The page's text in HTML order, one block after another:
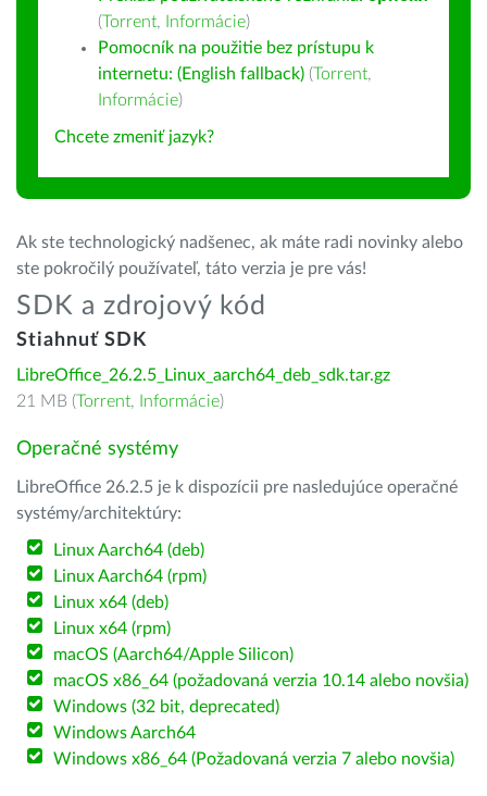
(Torrent, Informácie)
Pomocník na použitie bez prístupu k
internetu: (English fallback) (Torrent,
Informácie)
Chcete zmeniť jazyk?
Ak ste technologický nadšenec, ak máte radi novinky alebo
ste pokročilý používateľ, táto verzia je pre vás!
SDK a zdrojový kód
Stiahnuť SDK
LibreOffice_26.2.5_Linux_aarch64_deb_sdk.tar.gz
21 MB (Torrent, Informácie)
Operačné systémy
LibreOffice 26.2.5 je k dispozícii pre nasledujúce operačné
systémy/architektúry:
Linux Aarch64 (deb)
Linux Aarch64 (rpm)
Linux x64 (deb)
Linux x64 (rpm)
macOS (Aarch64/Apple Silicon)
macOS x86_64 (požadovaná verzia 10.14 alebo novšia)
Windows (32 bit, deprecated)
Windows Aarch64
Windows x86_64 (Požadovaná verzia 7 alebo novšia)